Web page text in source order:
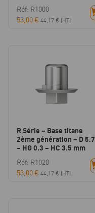
Réf: R1000
53,00€ 44,17 € (HT)
R Série – Base titane
2ème génération – D 5.7
– HG 0.3 – HC 3.5 mm
Réf: R1020
53,00€ 44,17 € (HT)